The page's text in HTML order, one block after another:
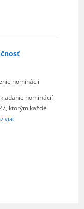
nominácií
nominácií
ktorým každé
viac